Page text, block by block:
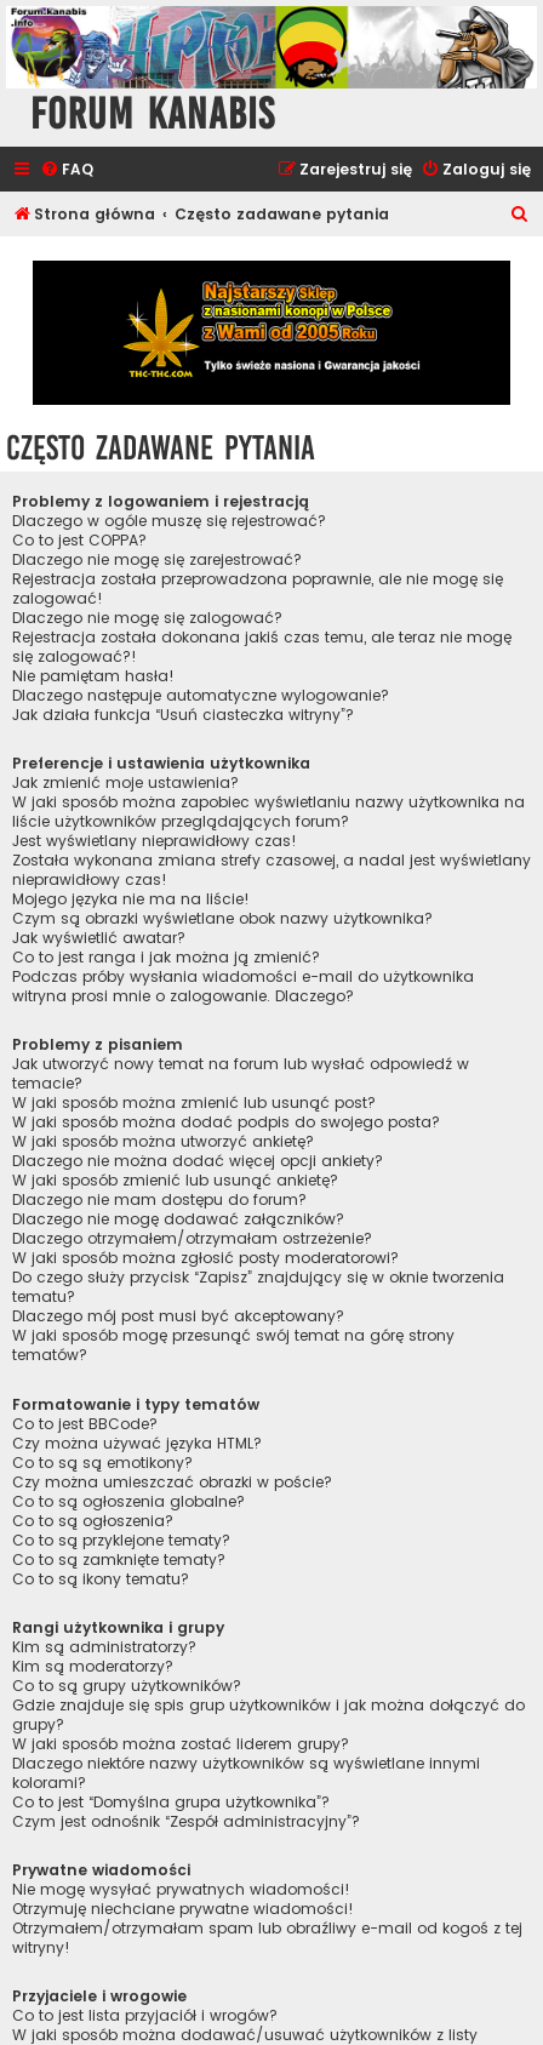
Forum Kanabis
FAQ Zaloguj się
Zarejestruj się
Strona główna Często zadawane pytania
Często zadawane pytania
Problemy z logowaniem i rejestracją
Dlaczego w ogóle muszę się rejestrować?
Co to jest COPPA?
Dlaczego nie mogę się zarejestrować?
Rejestracja została przeprowadzona poprawnie, ale nie mogę się
zalogować!
Dlaczego nie mogę się zalogować?
Rejestracja została dokonana jakiś czas temu, ale teraz nie mogę
się zalogować?!
Nie pamiętam hasła!
Dlaczego następuje automatyczne wylogowanie?
Jak działa funkcja “Usuń ciasteczka witryny”?
Preferencje i ustawienia użytkownika
Jak zmienić moje ustawienia?
W jaki sposób można zapobiec wyświetlaniu nazwy użytkownika na
liście użytkowników przeglądających forum?
Jest wyświetlany nieprawidłowy czas!
Została wykonana zmiana strefy czasowej, a nadal jest wyświetlany
nieprawidłowy czas!
Mojego języka nie ma na liście!
Czym są obrazki wyświetlane obok nazwy użytkownika?
Jak wyświetlić awatar?
Co to jest ranga i jak można ją zmienić?
Podczas próby wysłania wiadomości e-mail do użytkownika
witryna prosi mnie o zalogowanie. Dlaczego?
Problemy z pisaniem
Jak utworzyć nowy temat na forum lub wysłać odpowiedź w
temacie?
W jaki sposób można zmienić lub usunąć post?
W jaki sposób można dodać podpis do swojego posta?
W jaki sposób można utworzyć ankietę?
Dlaczego nie można dodać więcej opcji ankiety?
W jaki sposób zmienić lub usunąć ankietę?
Dlaczego nie mam dostępu do forum?
Dlaczego nie mogę dodawać załączników?
Dlaczego otrzymałem/otrzymałam ostrzeżenie?
W jaki sposób można zgłosić posty moderatorowi?
Do czego służy przycisk “Zapisz” znajdujący się w oknie tworzenia
tematu?
Dlaczego mój post musi być akceptowany?
W jaki sposób mogę przesunąć swój temat na górę strony
tematów?
Formatowanie i typy tematów
Co to jest BBCode?
Czy można używać języka HTML?
Co to są są emotikony?
Czy można umieszczać obrazki w poście?
Co to są ogłoszenia globalne?
Co to są ogłoszenia?
Co to są przyklejone tematy?
Co to są zamknięte tematy?
Co to są ikony tematu?
Rangi użytkownika i grupy
Kim są administratorzy?
Kim są moderatorzy?
Co to są grupy użytkowników?
Gdzie znajduje się spis grup użytkowników i jak można dołączyć do
grupy?
W jaki sposób można zostać liderem grupy?
Dlaczego niektóre nazwy użytkowników są wyświetlane innymi
kolorami?
Co to jest “Domyślna grupa użytkownika”?
Czym jest odnośnik “Zespół administracyjny”?
Prywatne wiadomości
Nie mogę wysyłać prywatnych wiadomości!
Otrzymuję niechciane prywatne wiadomości!
Otrzymałem/otrzymałam spam lub obraźliwy e-mail od kogoś z tej
witryny!
Przyjaciele i wrogowie
Co to jest lista przyjaciół i wrogów?
W jaki sposób można dodawać/usuwać użytkowników z listy